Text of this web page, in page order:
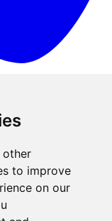
other
to improve
on our